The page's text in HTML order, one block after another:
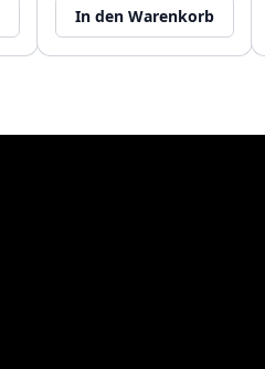
In den Warenkorb